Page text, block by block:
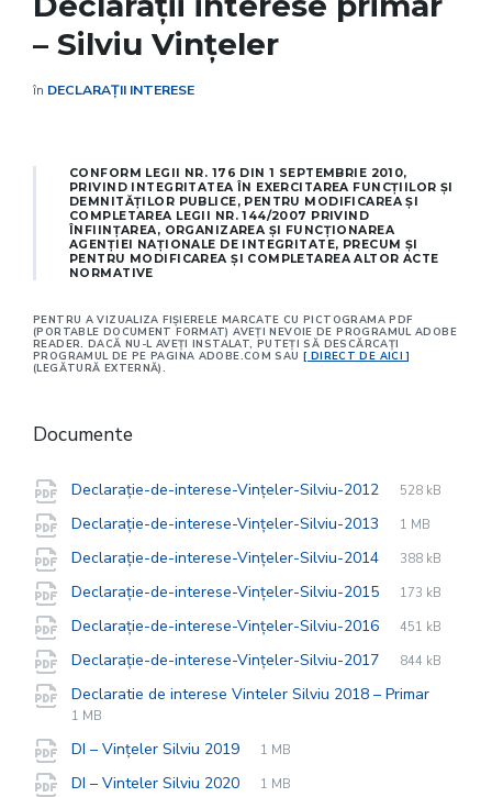
– Silviu Vințeler
în DECLARAȚII INTERESE
CONFORM LEGII NR. 176 DIN 1 SEPTEMBRIE 2010,
PRIVIND INTEGRITATEA ÎN EXERCITAREA FUNCŢIILOR ŞI
DEMNITĂŢILOR PUBLICE, PENTRU MODIFICAREA ŞI
COMPLETAREA LEGII NR. 144/2007 PRIVIND
ÎNFIINŢAREA, ORGANIZAREA ŞI FUNCŢIONAREA
AGENŢIEI NAŢIONALE DE INTEGRITATE, PRECUM ŞI
PENTRU MODIFICAREA ŞI COMPLETAREA ALTOR ACTE
NORMATIVE
PENTRU A VIZUALIZA FIŞIERELE MARCATE CU PICTOGRAMA PDF
(PORTABLE DOCUMENT FORMAT) AVEŢI NEVOIE DE PROGRAMUL ADOBE
READER. DACĂ NU-L AVEŢI INSTALAT, PUTEŢI SĂ DESCĂRCAŢI
PROGRAMUL DE PE PAGINA ADOBE.COM SAU [ DIRECT DE AICI ]
(LEGĂTURĂ EXTERNĂ).
Documente
Declarație-de-interese-Vințeler-Silviu-2012
File
pdf
File
528 kB
Declarație-de-interese-Vințeler-Silviu-2013
File
pdf
File
1 MB
Declarație-de-interese-Vințeler-Silviu-2014
File
pdf
File
388 kB
Declarație-de-interese-Vințeler-Silviu-2015
File
pdf
File
173 kB
Declarație-de-interese-Vințeler-Silviu-2016
File
pdf
File
451 kB
Declarație-de-interese-Vințeler-Silviu-2017
File
pdf
File
844 kB
Declaratie de interese Vinteler Silviu 2018 – Primar
1 MB
DI – Vințeler Silviu 2019
File
pdf
File
1 MB
DI – Vinteler Silviu 2020
File
pdf
File
1 MB